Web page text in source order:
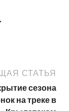
СТАТЬЯ
сезона
на треке в